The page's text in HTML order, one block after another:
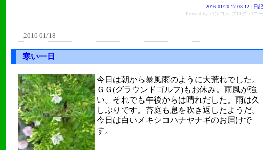
2016 01/20 17:03:12
日記
Powerd by バンコム ブログ バニー
2016 01/18
寒い一日
今日は朝から暴風雨のように大荒れでした。
ＧＧ(グラウンドゴルフ)もお休み。雨風が強
い。それでも午後からは晴れだした。雨は久
しぶりです。苔庭も息を吹き返したようだ。
今日は白いメキシコハナヤナギのお届けで
す。